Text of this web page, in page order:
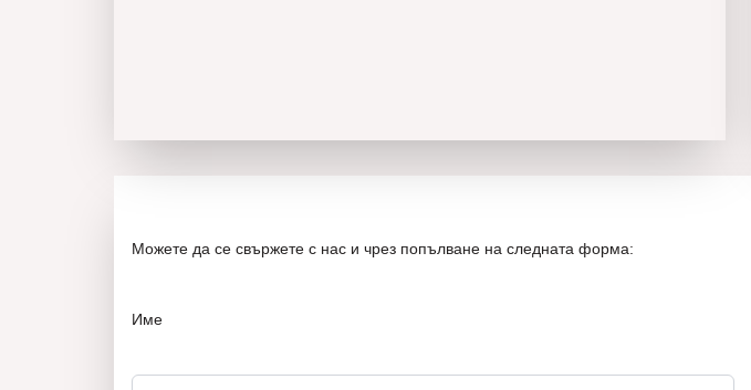
Можете да се свържете с нас и чрез попълване на следната форма:
Име